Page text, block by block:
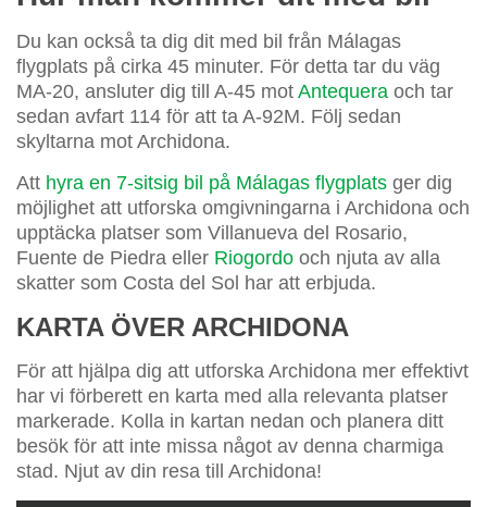
Du kan också ta dig dit med bil från Málagas
flygplats på cirka 45 minuter. För detta tar du väg
MA-20, ansluter dig till A-45 mot Antequera och tar
sedan avfart 114 för att ta A-92M. Följ sedan
skyltarna mot Archidona.
Att hyra en 7-sitsig bil på Málagas flygplats ger dig
möjlighet att utforska omgivningarna i Archidona och
upptäcka platser som Villanueva del Rosario,
Fuente de Piedra eller Riogordo och njuta av alla
skatter som Costa del Sol har att erbjuda.
KARTA ÖVER ARCHIDONA
För att hjälpa dig att utforska Archidona mer effektivt
har vi förberett en karta med alla relevanta platser
markerade. Kolla in kartan nedan och planera ditt
besök för att inte missa något av denna charmiga
stad. Njut av din resa till Archidona!